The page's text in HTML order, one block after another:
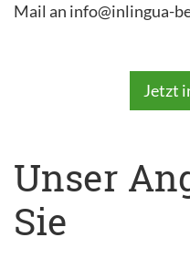
Mail an info@inlingua-
Jetzt
Unser
Sie